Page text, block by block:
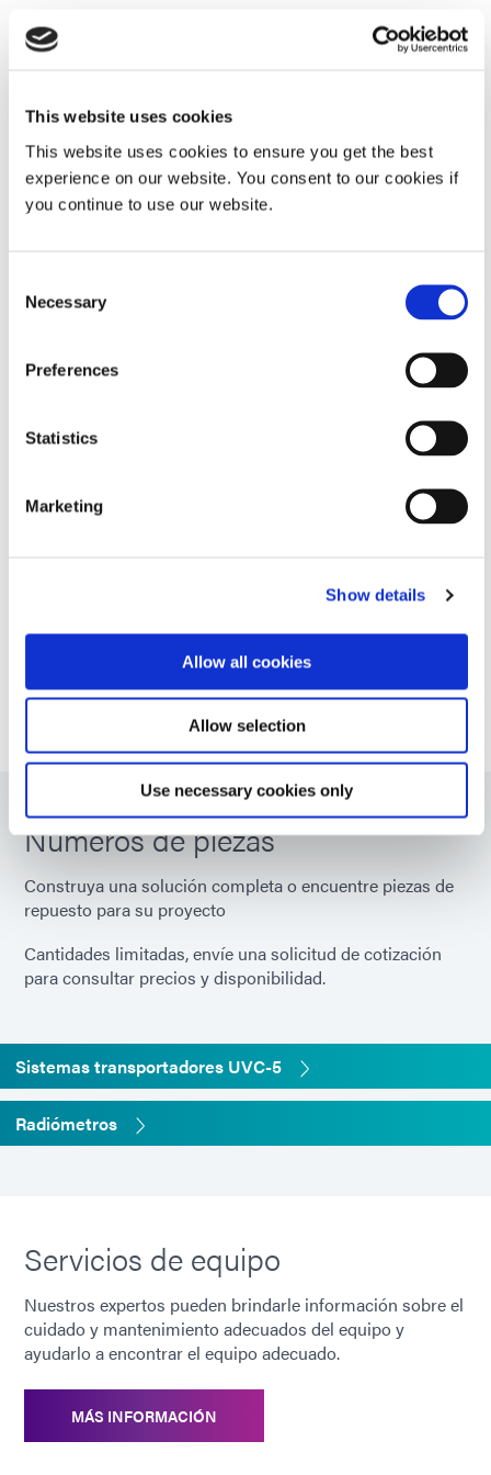
This website uses cookies
This website uses cookies to ensure you get the best
experience on our website. You consent to our cookies if
you continue to use our website.
Selection
Necessary
Preferences
Statistics
Marketing
Show details
Allow all cookies
Allow selection
Use necessary cookies only
Especificaciones del sistema
Propiedad Presupuesto
Intensidad
UVA más
990 mW/cm²
Dosis de
lámpara
Número de
Longitud: 100 mm; ancho: 120 mm
focal
Material del
cinturón
Banda de fibra de vidrio revestida
con PTFE antiadherente de malla
de 5 mm x 5 mm
Ancho del
cinturón
120 milímetros
Velocidades
de la correa
Ajustable de 2 a 26 m/minuto
Requisitos
generales (L
x An x Al)
Longitud de
carga y
descarga
90 milímetros
¿Busca especificaciones técnicas adicionales? Consulte
expertos técnicos.
PONTE EN CONTACTO CON NOSOTROS
Números de piezas
Construya una solución completa o encuentre piezas de
repuesto para su proyecto
Cantidades limitadas, envíe una solicitud de cotización
para consultar precios y disponibilidad.
Sistemas transportadores UVC-5
Radiómetros
Servicios de equipo
Nuestros expertos pueden brindarle información sobre el
cuidado y mantenimiento adecuados del equipo y
ayudarlo a encontrar el equipo adecuado.
MÁS INFORMACIÓN